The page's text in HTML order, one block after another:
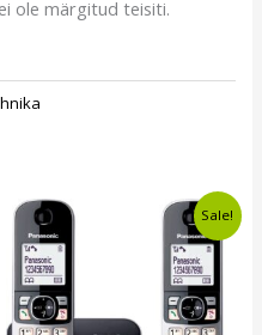
ole märgitud teisiti.
Sale!
€42,24.
Current
price
is:
€35,49.